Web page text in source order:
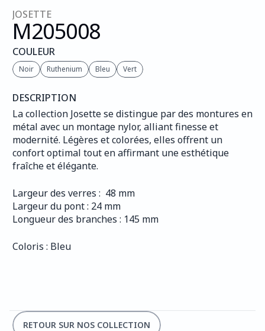
JOSETTE
M205008
COULEUR
Noir Ruthenium Bleu Vert
DESCRIPTION
La collection Josette se distingue par des montures en
métal avec un montage nylor, alliant finesse et
modernité. Légères et colorées, elles offrent un
confort optimal tout en affirmant une esthétique
fraîche et élégante.
Largeur des verres :  48 mm
Largeur du pont : 24 mm
Longueur des branches : 145 mm
Coloris : Bleu
RETOUR SUR NOS COLLECTION